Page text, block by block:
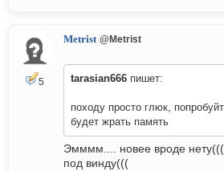
5
Metrist @Metrist
tarasian666 пишет:
походу просто глюк,
будет жрать память
Эмммм.... новее вроде
под винду(((